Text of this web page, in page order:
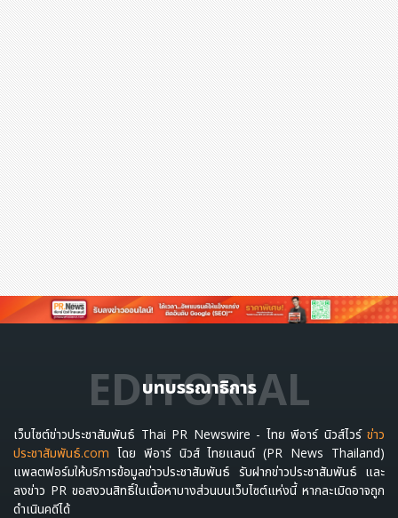
บทบรรณาธิการ
EDITORIAL
เว็บไซต์ข่าวประชาสัมพันธ์ Thai PR Newswire - ไทย พีอาร์ นิวส์ไวร์ ข่าว
ประชาสัมพันธ์.com โดย พีอาร์ นิวส์ ไทยแลนด์ (PR News Thailand)
แพลตฟอร์มให้บริการข้อมูลข่าวประชาสัมพันธ์ รับฝากข่าวประชาสัมพันธ์ และ
ลงข่าว PR ขอสงวนสิทธิ์ในเนื้อหาบางส่วนบนเว็บไซต์แห่งนี้ หากละเมิดอาจถูก
ดำเนินคดีได้